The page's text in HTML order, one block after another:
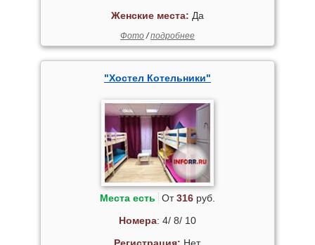
Женские места: Да
Фото/подробнее
"Хостел Котельники"
Места есть От316руб.
Номера: 4/ 8/ 10
Регистрация: Нет